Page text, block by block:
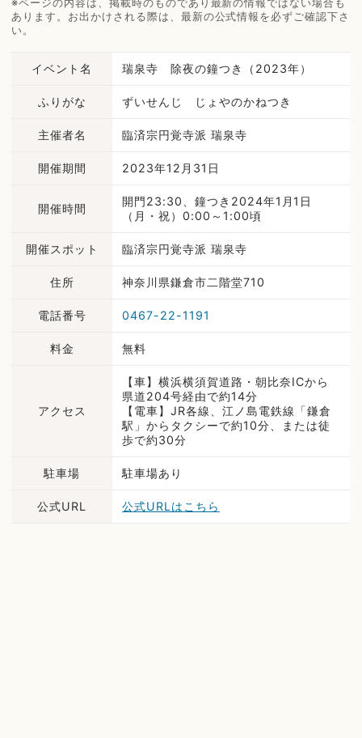
あります。お出かけされる際は、最新の公式情報を必ずご確認下さ
い。
イベント名 瑞泉寺 除夜の鐘つき（2023年）
ふりがな ずいせんじ じょやのかねつき
主催者名 臨済宗円覚寺派 瑞泉寺
開催期間 2023年12月31日
開催時間
開門23:30、鐘つき2024年1月1日
（月・祝）0:00～1:00頃
開催スポット 臨済宗円覚寺派 瑞泉寺
住所 神奈川県鎌倉市二階堂710
電話番号 0467-22-1191
料金 無料
アクセス
【車】横浜横須賀道路・朝比奈ICから
県道204号経由で約14分
【電車】JR各線、江ノ島電鉄線「鎌倉
駅」からタクシーで約10分、または徒
歩で約30分
駐車場 駐車場あり
公式URL 公式URLはこちら